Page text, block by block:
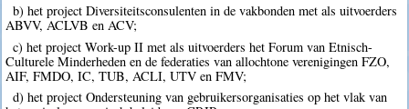
b) het project Diversiteitsconsulenten in de vakbonden met als uitvoerders
ABVV, ACLVB en ACV;
c) het project Work-up II met als uitvoerders het Forum van Etnisch-
Culturele Minderheden en de federaties van allochtone verenigingen FZO,
AIF, FMDO, IC, TUB, ACLI, UTV en FMV;
d) het project Ondersteuning van gebruikersorganisaties op het vlak van